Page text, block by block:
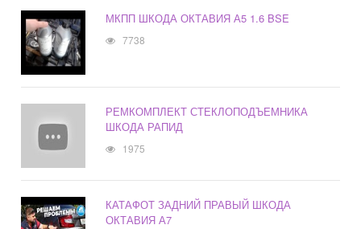
МКПП ШКОДА ОКТАВИЯ А5 1.6 BSE
7738
РЕМКОМПЛЕКТ СТЕКЛОПОДЪЕМНИКА
ШКОДА РАПИД
1975
КАТАФОТ ЗАДНИЙ ПРАВЫЙ ШКОДА
ОКТАВИЯ А7